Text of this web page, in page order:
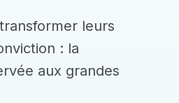
leurs
: la
aux grandes